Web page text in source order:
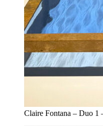
Claire Fontana – Duo 1